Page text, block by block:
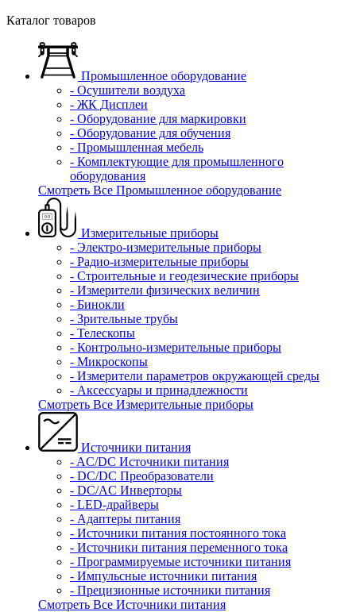
Каталог товаров
Промышленное оборудование
- Осушители воздуха
- ЖК Дисплеи
- Оборудование для маркировки
- Оборудование для обучения
- Промышленная мебель
- Комплектующие для промышленного
оборудования
Смотреть Все Промышленное оборудование
Измерительные приборы
- Электро-измерительные приборы
- Радио-измерительные приборы
- Строительные и геодезические приборы
- Измерители физических величин
- Бинокли
- Зрительные трубы
- Телескопы
- Контрольно-измерительные приборы
- Микроскопы
- Измерители параметров окружающей среды
- Аксессуары и принадлежности
Смотреть Все Измерительные приборы
Источники питания
- AC/DC Источники питания
- DC/DC Преобразователи
- DC/AC Инверторы
- LED-драйверы
- Адаптеры питания
- Источники питания постоянного тока
- Источники питания переменного тока
- Программируемые источники питания
- Импульсные источники питания
- Прецизионные источники питания
Смотреть Все Источники питания